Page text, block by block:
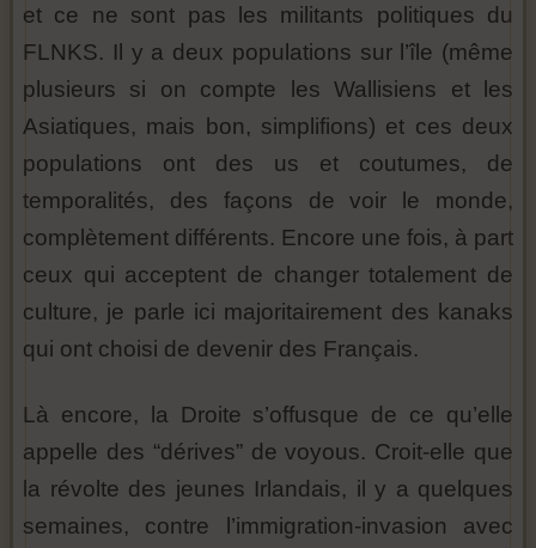
et ce ne sont pas les militants politiques du
FLNKS. Il y a deux populations sur l’île (même
plusieurs si on compte les Wallisiens et les
Asiatiques, mais bon, simplifions) et ces deux
populations ont des us et coutumes, de
temporalités, des façons de voir le monde,
complètement différents. Encore une fois, à part
ceux qui acceptent de changer totalement de
culture, je parle ici majoritairement des kanaks
qui ont choisi de devenir des Français.
Là encore, la Droite s’offusque de ce qu’elle
appelle des “dérives” de voyous. Croit-elle que
la révolte des jeunes Irlandais, il y a quelques
semaines, contre l’immigration-invasion avec